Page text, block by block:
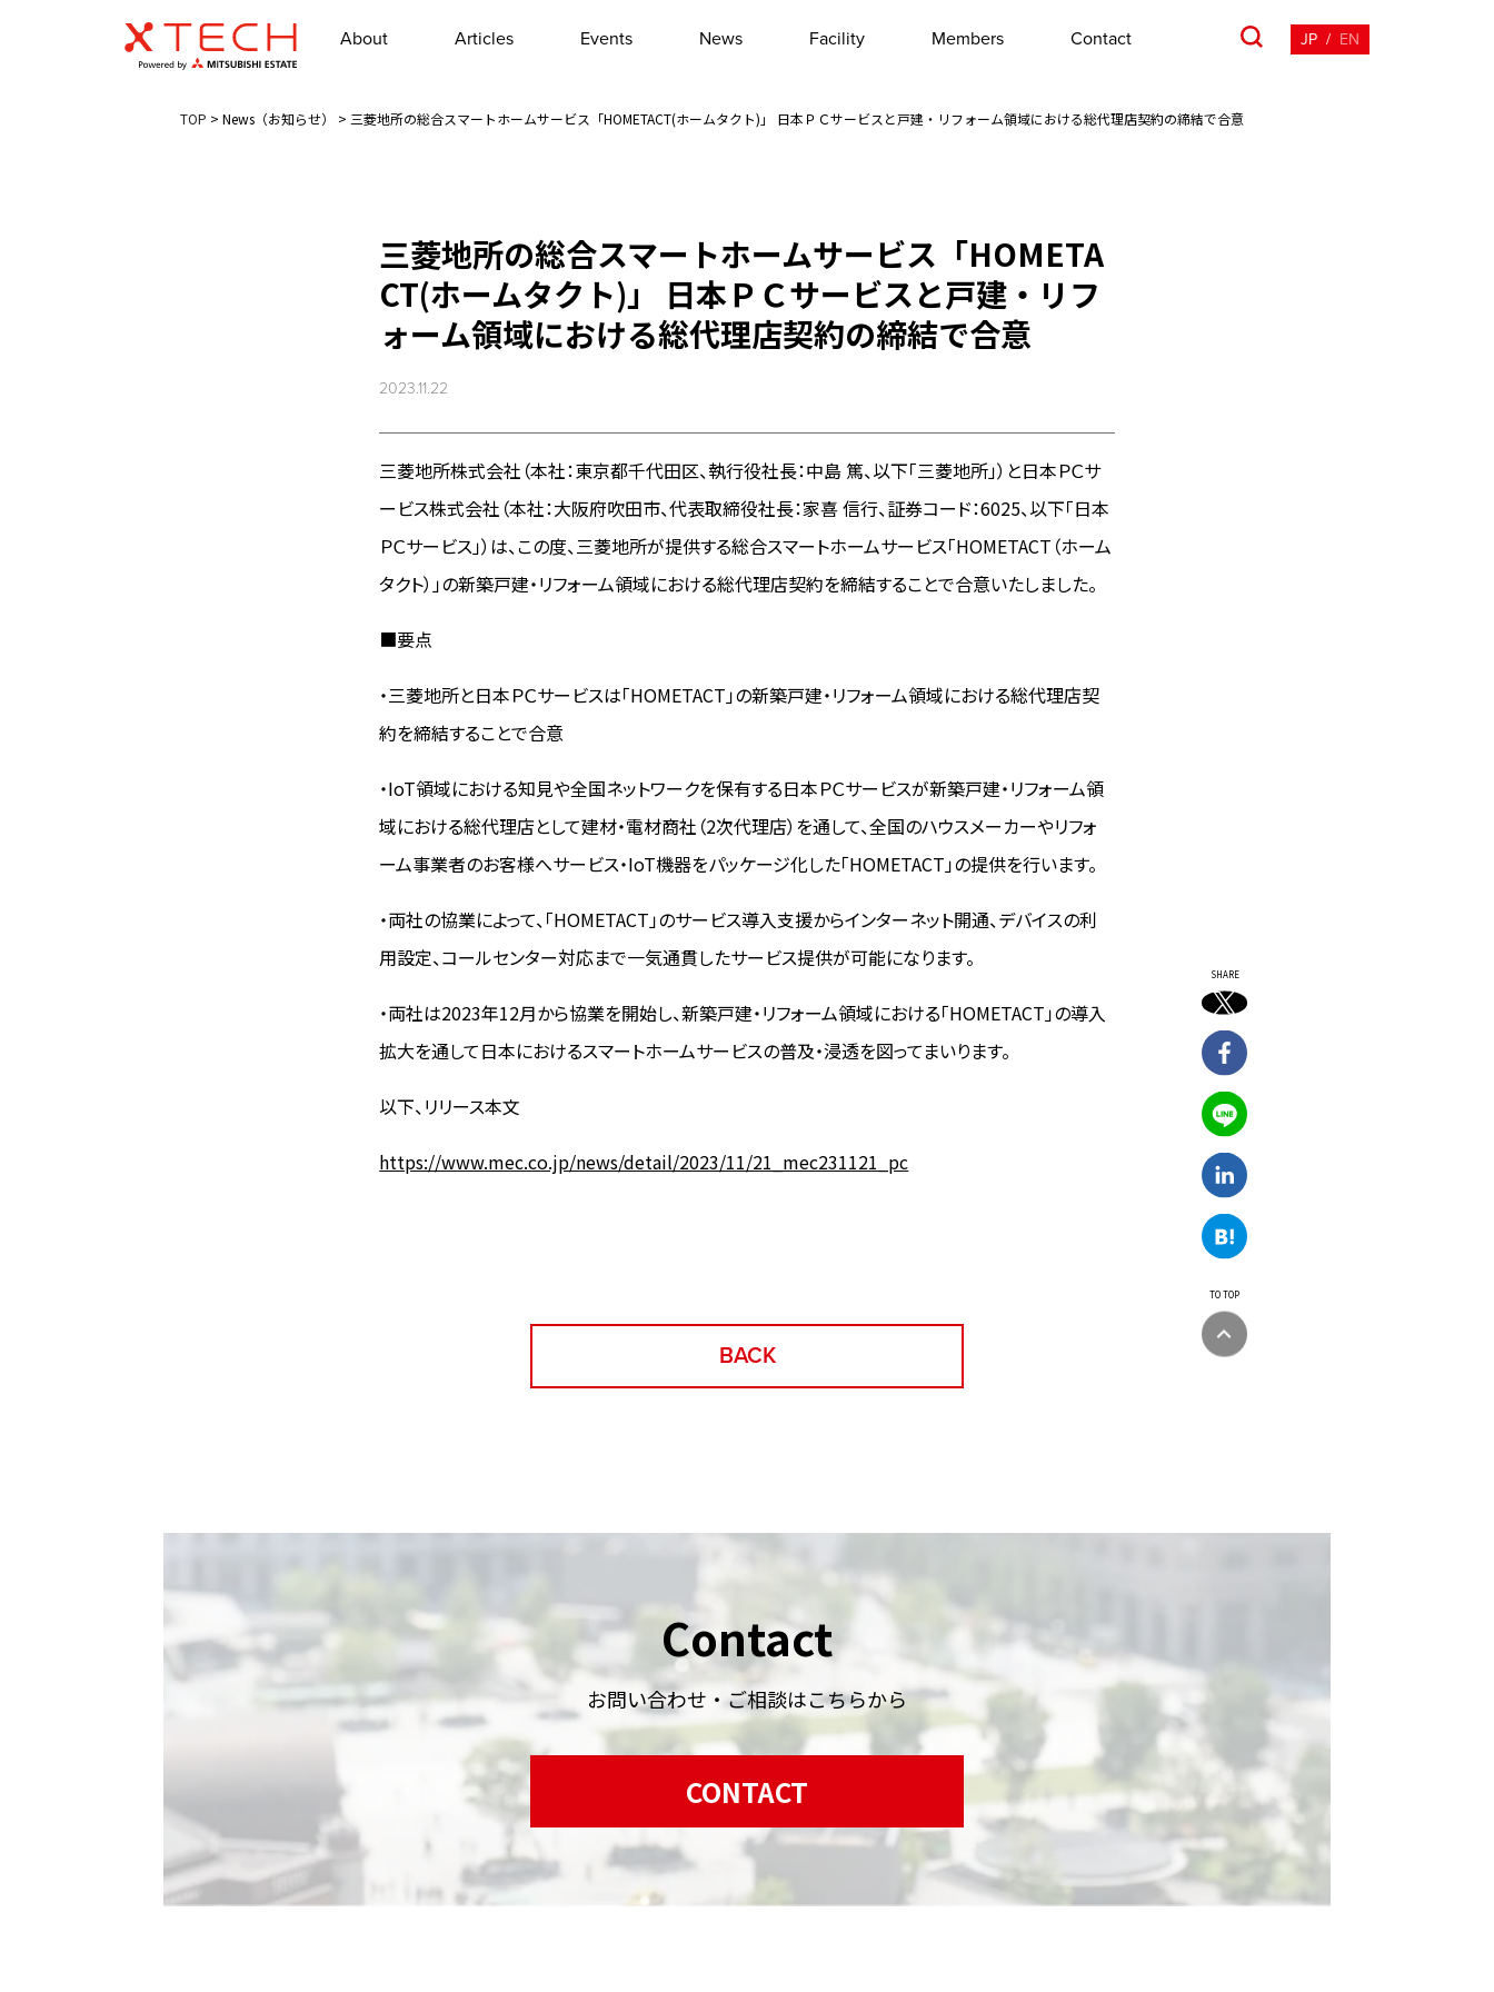
About Articles Events News Facility Members Contact JP / EN
TOP > News（お知らせ） > 三菱地所の総合スマートホームサービス「HOMETACT(ホームタクト)」 日本ＰＣサービスと戸建・リフォーム領域における総代理店契約の締結で合意
SHARE
TO TOP
三菱地所の総合スマートホームサービス「HOMETA
CT(ホームタクト)」 日本ＰＣサービスと戸建・リフ
ォーム領域における総代理店契約の締結で合意
2023.11.22
三菱地所株式会社（本社：東京都千代田区、執行役社長：中島 篤、以下「三菱地所」）と日本ＰＣサ
ービス株式会社（本社：大阪府吹田市、代表取締役社長：家喜 信行、証券コード：6025、以下「日本
ＰＣサービス」）は、この度、三菱地所が提供する総合スマートホームサービス「HOMETACT（ホーム
タクト）」の新築戸建・リフォーム領域における総代理店契約を締結することで合意いたしました。
■要点
・三菱地所と日本ＰＣサービスは「HOMETACT」の新築戸建・リフォーム領域における総代理店契
約を締結することで合意
・IoT領域における知見や全国ネットワークを保有する日本ＰＣサービスが新築戸建・リフォーム領
域における総代理店として建材・電材商社（2次代理店）を通して、全国のハウスメーカーやリフォ
ーム事業者のお客様へサービス・IoT機器をパッケージ化した「HOMETACT」の提供を行います。
・両社の協業によって、「HOMETACT」のサービス導入支援からインターネット開通、デバイスの利
用設定、コールセンター対応まで一気通貫したサービス提供が可能になります。
・両社は2023年12月から協業を開始し、新築戸建・リフォーム領域における「HOMETACT」の導入
拡大を通して日本におけるスマートホームサービスの普及・浸透を図ってまいります。
以下、リリース本文
https://www.mec.co.jp/news/detail/2023/11/21_mec231121_pc
BACK
Contact
お問い合わせ・ご相談はこちらから
CONTACT